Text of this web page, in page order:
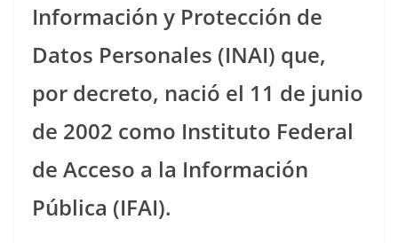
Información y Protección de
Datos Personales (INAI) que,
por decreto, nació el 11 de junio
de 2002 como Instituto Federal
de Acceso a la Información
Pública (IFAI).